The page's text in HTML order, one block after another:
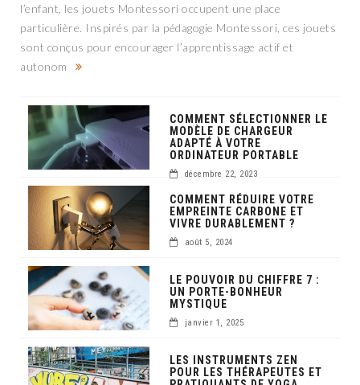
l’enfant, les jouets Montessori occupent une place
particulière. Inspirés par la pédagogie Montessori, ces jouets
sont conçus pour encourager l’apprentissage actif et
autonom
COMMENT SÉLECTIONNER LE
MODÈLE DE CHARGEUR
ADAPTÉ À VOTRE
ORDINATEUR PORTABLE
décembre 22, 2023
COMMENT RÉDUIRE VOTRE
EMPREINTE CARBONE ET
VIVRE DURABLEMENT ?
août 5, 2024
LE POUVOIR DU CHIFFRE 7 :
UN PORTE-BONHEUR
MYSTIQUE
janvier 1, 2025
LES INSTRUMENTS ZEN
POUR LES THÉRAPEUTES ET